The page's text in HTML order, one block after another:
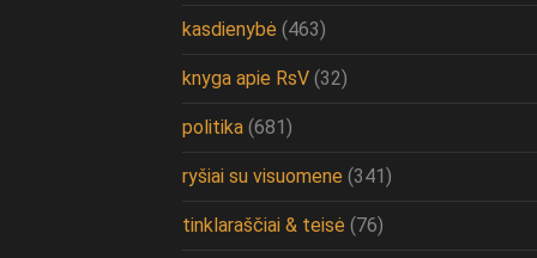
kasdienybė (463)
knyga apie RsV (32)
politika (681)
ryšiai su visuomene (341)
tinklaraščiai & teisė (76)